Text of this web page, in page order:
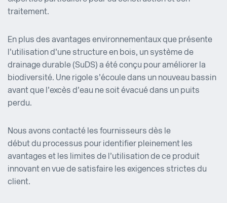
traitement.
En plus des avantages environnementaux que présente
l’utilisation d’une structure en bois, un système de
drainage durable (SuDS) a été conçu pour améliorer la
biodiversité. Une rigole s’écoule dans un nouveau bassin
avant que l’excès d’eau ne soit évacué dans un puits
perdu.
Nous avons contacté les fournisseurs dès le
début du processus pour identifier pleinement les
avantages et les limites de l’utilisation de ce produit
innovant en vue de satisfaire les exigences strictes du
client.